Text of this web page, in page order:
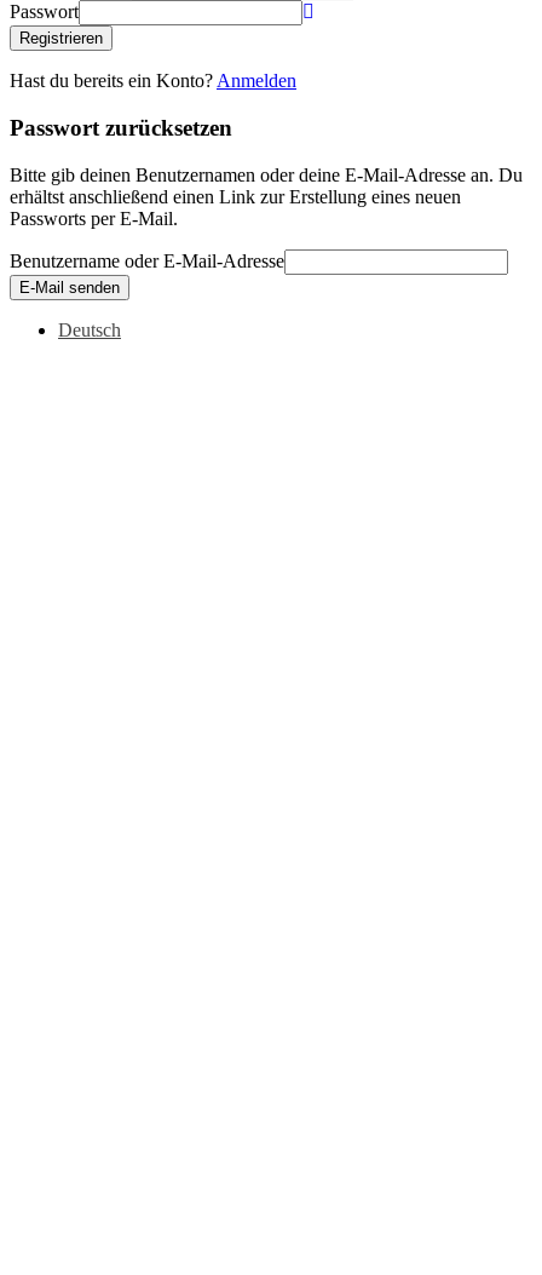
Passwort
Registrieren
Hast du bereits ein Konto? Anmelden
Passwort zurücksetzen
Bitte gib deinen Benutzernamen oder deine E-Mail-Adresse an. Du
erhältst anschließend einen Link zur Erstellung eines neuen
Passworts per E-Mail.
Benutzername oder E-Mail-Adresse
E-Mail senden
Deutsch